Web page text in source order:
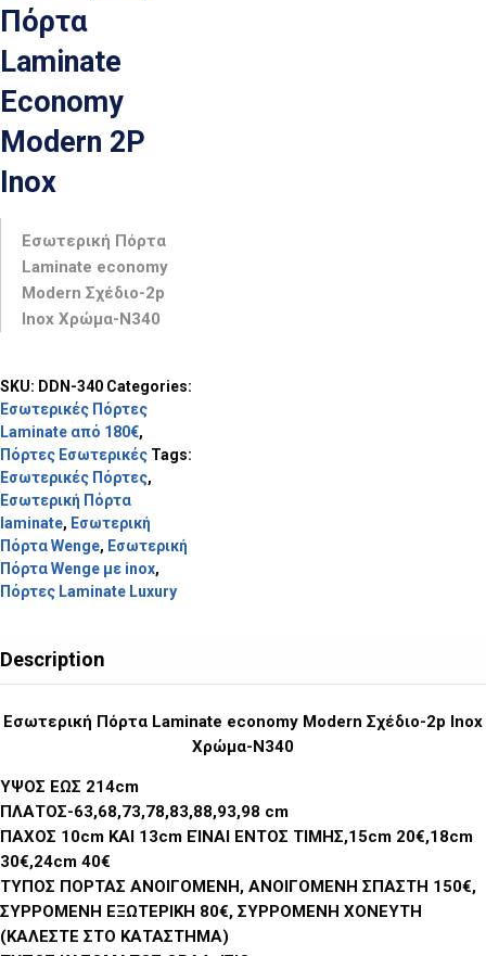
Πόρτα
Laminate
Economy
Modern 2P
Inox
Εσωτερική Πόρτα
Laminate economy
Modern Σχέδιο-2p
Inox Χρώμα-N340
SKU: DDN-340 Categories:
Εσωτερικές Πόρτες
Laminate από 180€,
Πόρτες Εσωτερικές Tags:
Εσωτερικές Πόρτες,
Εσωτερική Πόρτα
laminate, Εσωτερική
Πόρτα Wenge, Εσωτερική
Πόρτα Wenge με inox,
Πόρτες Laminate Luxury
Description
Εσωτερική Πόρτα Laminate economy Modern Σχέδιο-2p Inox
Χρώμα-N340
ΥΨΟΣ ΕΩΣ 214cm
ΠΛΑΤΟΣ-63,68,73,78,83,88,93,98 cm
ΠΑΧΟΣ 10cm ΚΑΙ 13cm ΕΊΝΑΙ ΕΝΤΟΣ ΤΙΜΗΣ,15cm 20€,18cm
30€,24cm 40€
ΤΥΠΟΣ ΠΟΡΤΑΣ ΑΝΟΙΓΟΜΕΝΗ, ΑΝΟΙΓΟΜΕΝΗ ΣΠΑΣΤΗ 150€,
ΣΥΡΡΟΜΕΝΗ ΕΞΩΤΕΡΙΚΗ 80€, ΣΥΡΡΟΜΕΝΗ ΧΟΝΕΥΤΗ
(ΚΑΛΕΣΤΕ ΣΤΟ ΚΑΤΑΣΤΗΜΑ)